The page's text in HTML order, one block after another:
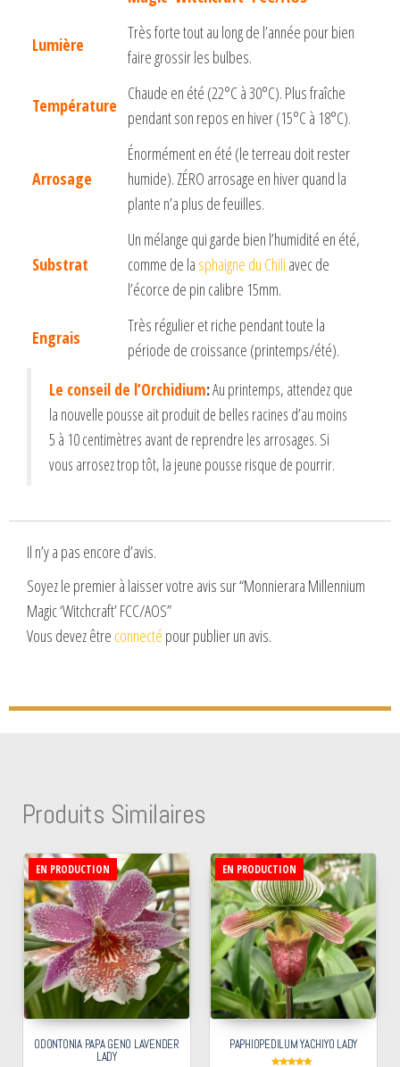
Lumière
Très forte tout au long de l’année pour bien
faire grossir les bulbes.
Température
Chaude en été (22°C à 30°C). Plus fraîche
pendant son repos en hiver (15°C à 18°C).
Arrosage
Énormément en été (le terreau doit rester
humide). ZÉRO arrosage en hiver quand la
plante n’a plus de feuilles.
Substrat
Un mélange qui garde bien l’humidité en été,
comme de la sphaigne du Chili avec de
l’écorce de pin calibre 15mm.
Engrais
Très régulier et riche pendant toute la
période de croissance (printemps/été).
Le conseil de l’Orchidium:Au printemps, attendez que
la nouvelle pousse ait produit de belles racines d’au moins
5 à 10 centimètres avant de reprendre les arrosages. Si
vous arrosez trop tôt, la jeune pousse risque de pourrir.
Il n’y a pas encore d’avis.
Soyez le premier à laisser votre avis sur “Monnierara Millennium
Magic ‘Witchcraft’ FCC/AOS”
Vous devez être connecté pour publier un avis.
Produits Similaires
EN PRODUCTION
ODONTONIA PAPA GENO LAVENDER
LADY
EN PRODUCTION
PAPHIOPEDILUM YACHIYO LADY